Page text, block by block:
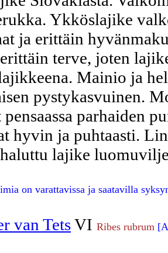
Ykköslajike
ja erittäin
terve, joten
Mainio ja
pystykasvuinen.
parhaiden
hyvin ja puhtaasti.
lajike
on varattavissa ja saatavilla
van TetsVI Ribes rubrum